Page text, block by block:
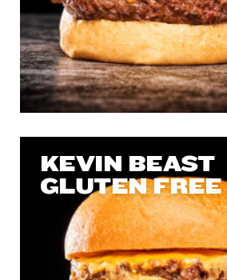
KEVIN BEAST
GLUTEN FREE